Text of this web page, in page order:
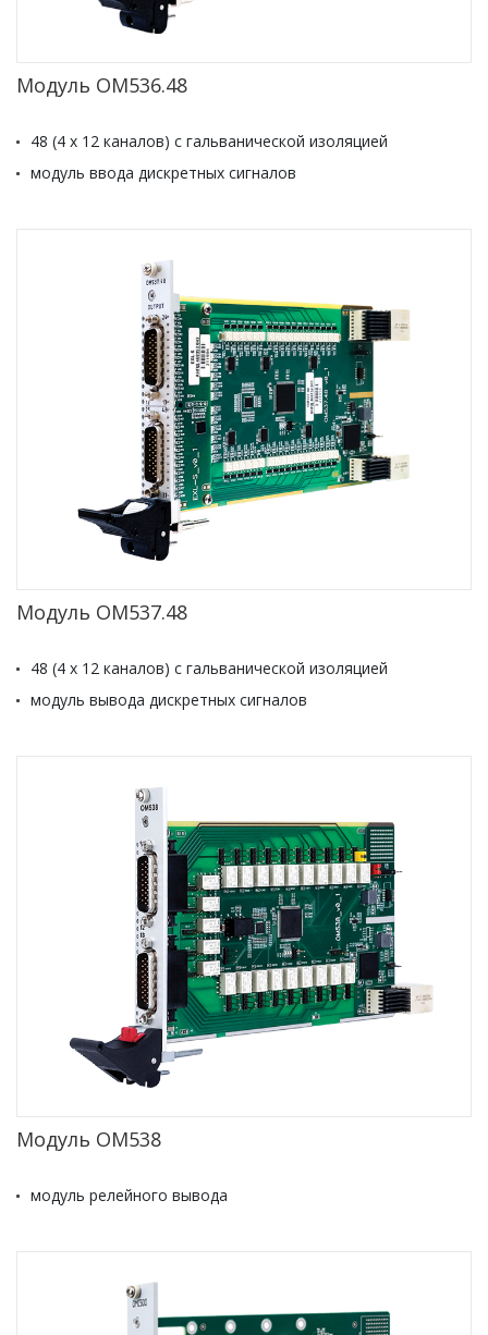
Модуль ОМ536.48
48 (4 x 12 каналов) с гальванической изоляцией
модуль ввода дискретных сигналов
Модуль ОМ537.48
48 (4 x 12 каналов) с гальванической изоляцией
модуль вывода дискретных сигналов
Модуль ОМ538
модуль релейного вывода